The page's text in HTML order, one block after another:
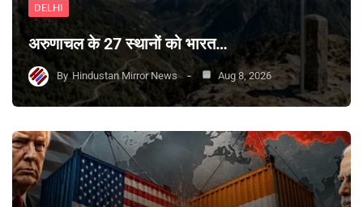
DELHI
अरुणाचल के 27 स्थानों को भारत…
By Hindustan Mirror News Aug 8, 2026